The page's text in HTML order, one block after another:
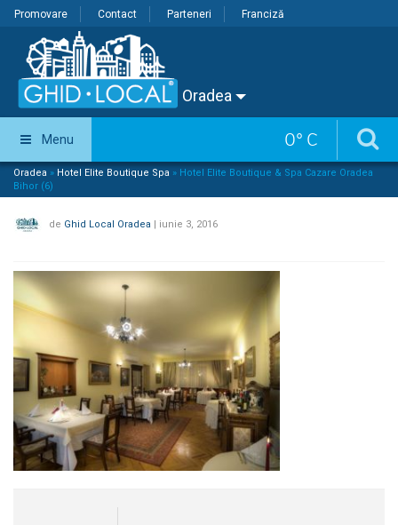
Promovare Contact Parteneri Franciză
Oradea
0° C
Menu
Oradea » Hotel Elite Boutique Spa » Hotel Elite Boutique & Spa Cazare Oradea
Bihor (6)
de Ghid Local Oradea | iunie 3, 2016